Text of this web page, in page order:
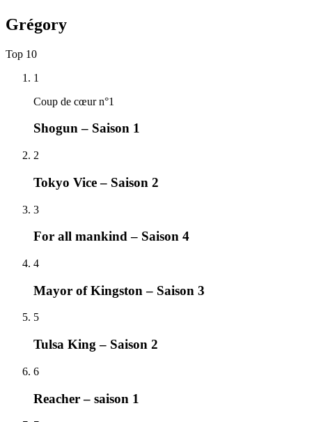
Grégory
Top 10
1
Coup de cœur n°1
Shogun – Saison 1
2
Tokyo Vice – Saison 2
3
For all mankind – Saison 4
4
Mayor of Kingston – Saison 3
5
Tulsa King – Saison 2
6
Reacher – saison 1